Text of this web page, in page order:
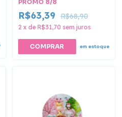
PROMÔ 8/8
R$63,39 R$68,90
2 x de R$31,70 sem juros
em estoque